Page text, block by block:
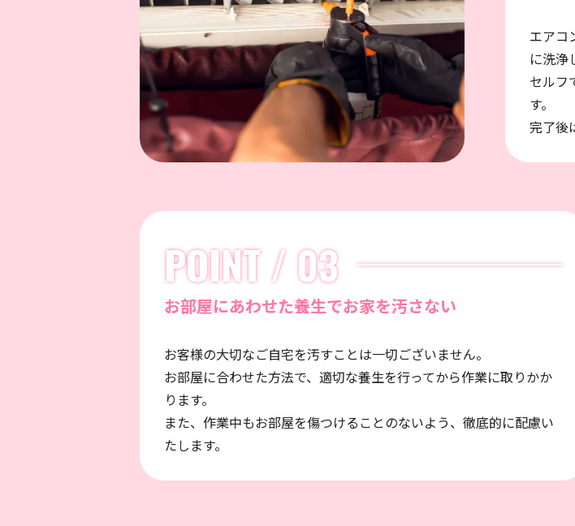
エアコ
に洗浄
セルフ
す。
完了後
POINT / 03
お部屋にあわせた養生でお家を汚さない
お客様の大切なご自宅を汚すことは一切ございません。
お部屋に合わせた方法で、適切な養生を行ってから作業に取りかか
ります。
また、作業中もお部屋を傷つけることのないよう、徹底的に配慮い
たします。